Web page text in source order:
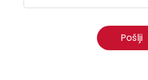
Pošlji